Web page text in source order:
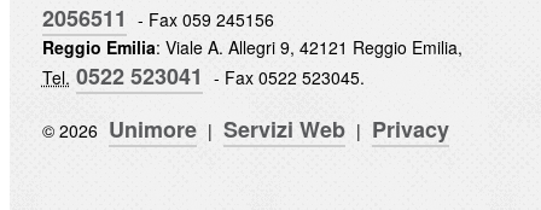
2056511 - Fax 059 245156
Reggio Emilia: Viale A. Allegri 9, 42121 Reggio Emilia,
Tel. 0522 523041 - Fax 0522 523045.
© 2026 Unimore | Servizi Web | Privacy